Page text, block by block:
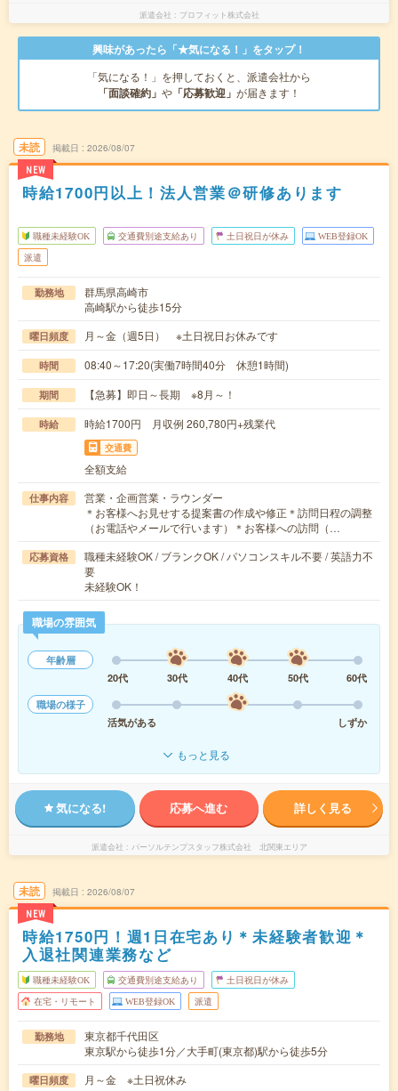
派遣会社 プロフィット株式会社
興味があったら「★気になる！」をタップ！
「気になる！」を押しておくと、派遣会社から
「面談確約」 や 「応募歓迎」 が届きます！
未読
NEW
掲載日 2026/08/07
時給1700円以上！法人営業＠研修あります
職種未経験OK 交通費別途支給あり 土日祝日が休み WEB登録OK
派遣
勤務地
群馬県高崎市
高崎駅から徒歩15分
曜日頻度 月～金（週5日） ※土日祝日お休みです
時間 08:40～17:20(実働7時間40分 休憩1時間)
期間 【急募】即日～長期 ※8月～！
時給 時給1700円 月収例 260,780円+残業代
交通費
全額支給
仕事内容
営業・企画営業・ラウンダー
＊お客様へお見せする提案書の作成や修正＊訪問日程の調整
（お電話やメールで行います）＊お客様への訪問（…
応募資格
職種未経験OK / ブランクOK / パソコンスキル不要 / 英語力不
要
未経験OK！
職場の雰囲気
年齢層
20代
30代 40代 50代
60代
職場の様子
活気がある
しずか
もっと見る
気になる! 応募へ進む 詳しく見る
派遣会社 パーソルテンプスタッフ株式会社 北関東エリア
未読
NEW
掲載日 2026/08/07
時給1750円！週1日在宅あり＊未経験者歓迎＊
入退社関連業務など
職種未経験OK 交通費別途支給あり 土日祝日が休み
在宅・リモート WEB登録OK 派遣
勤務地
東京都千代田区
東京駅から徒歩1分／大手町(東京都)駅から徒歩5分
曜日頻度 月～金 ※土日祝休み